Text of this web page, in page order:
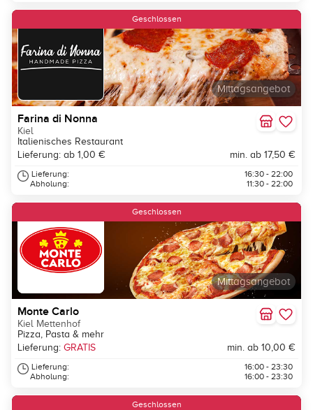
Mittagsangebot
Geschlossen
Farina di Nonna
Kiel
Italienisches Restaurant
Lieferung: ab 1,00 €
min. ab 17,50 €
Lieferung:
Abholung:
16:30 - 22:00
11:30 - 22:00
Mittagsangebot
Geschlossen
Monte Carlo
Kiel Mettenhof
Pizza, Pasta & mehr
Lieferung: GRATIS min. ab 10,00 €
Lieferung:
Abholung:
16:00 - 23:30
16:00 - 23:30
Geschlossen